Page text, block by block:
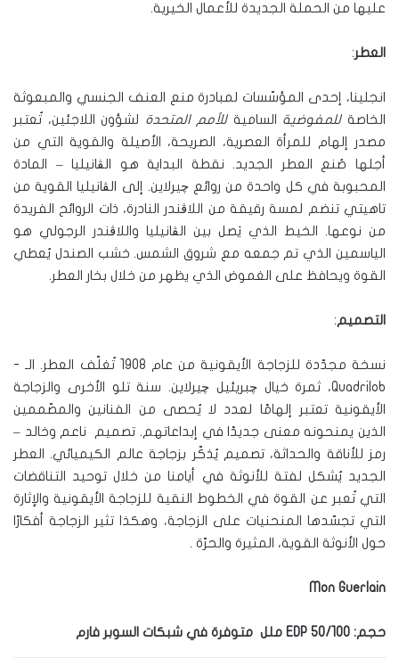
عليها من الحملة الجديدة للأعمال الخيرية.
العطر:
انجلينا، إحدى المؤسّسات لمبادرة منع العنف الجنسي والمبعوثة
الخاصةللمفوضية الساميةللأمم المتحدة لشؤون اللاجئين، تُعتبر
مصدر إلهام للمرأة العصرية، الصريحة، الأصيلة والقوية التي من
أجلها صُنع العطر الجديد. نقطة البداية هو الڤانيليا – المادة
المحبوبة في كل واحدة من روائع چيرلاين. إلى الڤانيليا القوية من
تاهيتي تنضم لمسة رقيقة من اللاڤندر النادرة، ذات الروائح الفريدة
من نوعها. الخيط الذي يَصل بين الڤانيليا واللاڤندر الرجولي هو
الياسمين الذي تم جمعه مع شروق الشمس. خشب الصندل يُعطي
القوة ويحافظ على الغموض الذي يظهر من خلال بخار العطر.
التصميم:
نسخة مجدّدة للزجاجة الأيقونية من عام 1908 تُغلّف العطر. الـ -
Quadrilob، ثمرة خيال چبريئيل چيرلاين. سنة تلو الأخرى والزجاجة
الأيقونية تعتبر إلهامًا لعدد لا يُحصى من الفنانين والمصّممين
الذين يمنحونه معنى جديدًا في إبداعاتهم. تصميم ناعم وخالد –
رمز للأناقة والحداثة، تصميم يُذكّر بزجاجة عالم الكيميائي. العطر
الجديد يُشكل لفتة للأنوثة في أيامنا من خلال توحيد التناقضات
التي تُعبر عن القوة في الخطوط النقية للزجاجة الأيقونية والإثارة
التي تجسّدها المنحنيات على الزجاجة، وهكذا تثير الزجاجة أفكارًا
حول الأنوثة القوية، المثيرة والحرّة .
Mon Guerlain
حجم:
EDP 50/100 ملل متوفرة في شبكات السوبر فارم